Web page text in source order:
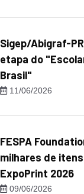
Sigep/Abigraf-
etapa do
Brasil"
11/06/2026
FESPA
milhares de
ExpoPrint 2026
09/06/2026